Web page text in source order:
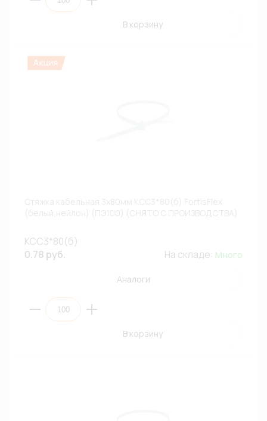
В корзину
КСС3*80(б)
0.78 руб.
На складе: Много
Аналоги
В корзину